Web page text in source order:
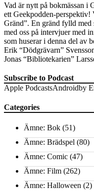
Vad är nytt på bokmässan i
ett Geekpodden-
Gränd”. En gränd fylld
med oss på intervjuer med
som huserar i denna del
Erik “Dödgrävarn”
Jonas “Bibliotekarien”
Subscribe to Podcast
Apple PodcastsAndroidby
Categories
Ämne: Bok (51)
Ämne: Brädspel (80)
Ämne: Comic (47)
Ämne: Film (262)
Ämne: Halloween (2)